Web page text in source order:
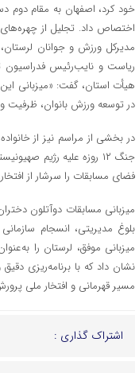
خود کرد، اصفهان به مقام دوم
اختصاص داد. تجلیل از چهره‌های
مدیرکل ورزش و جوانان
ریاست و نایب‌رئیس فدراسیون
هیأت استان، گفت: «میزبانی این
در توسعه ورزش بانوان، ظرفیت و
در بخشی از مراسم نیز از
جنگ ۱۲ روزه علیه رژیم
فضای مسابقات را سرشار از
میزبانی مسابقات دوآتلون
بلوغ مدیریتی، انسجام
میزبانی موفق، لرستان را
نشان داد که با برنامه‌ریزی
مسیر قهرمانی و افتخار ملی
اشتراک گذاری :